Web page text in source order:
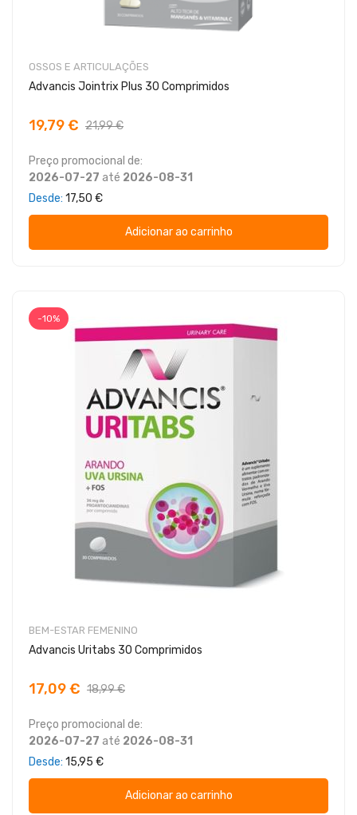
OSSOS E ARTICULAÇÕES
Advancis Jointrix Plus 30 Comprimidos
19,79 € 21,99 €
Preço promocional de:
2026-07-27 até 2026-08-31
Desde 17,50 €
Adicionar ao carrinho
-10%
BEM-ESTAR FEMENINO
Advancis Uritabs 30 Comprimidos
17,09 € 18,99 €
Preço promocional de:
2026-07-27 até 2026-08-31
Desde 15,95 €
Adicionar ao carrinho